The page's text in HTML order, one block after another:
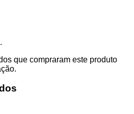
que compraram este produto